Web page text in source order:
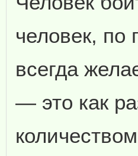
человек, по
всегда
— это как